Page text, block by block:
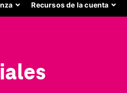
Recursos de la cuenta